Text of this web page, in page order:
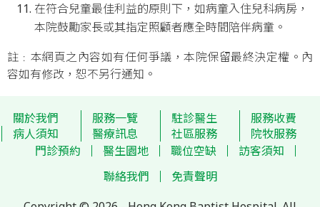
在符合兒童最佳利益的原則下，如病童入住兒科病房，
本院鼓勵家長或其指定照顧者應全時間陪伴病童。
註﹕本網頁之內容如有任何爭議，本院保留最終決定權。內
容如有修改，恕不另行通知。
關於我們 服務一覽 駐診醫生
服務收費
病人須知
醫療訊息 社區服務
院牧服務
門診預約
醫生園地 職位空缺
訪客須知
聯絡我們
免責聲明